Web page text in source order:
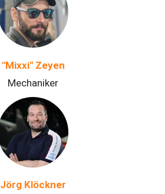
"Mixxi" Zeyen
Mechaniker
Jörg Klöckner